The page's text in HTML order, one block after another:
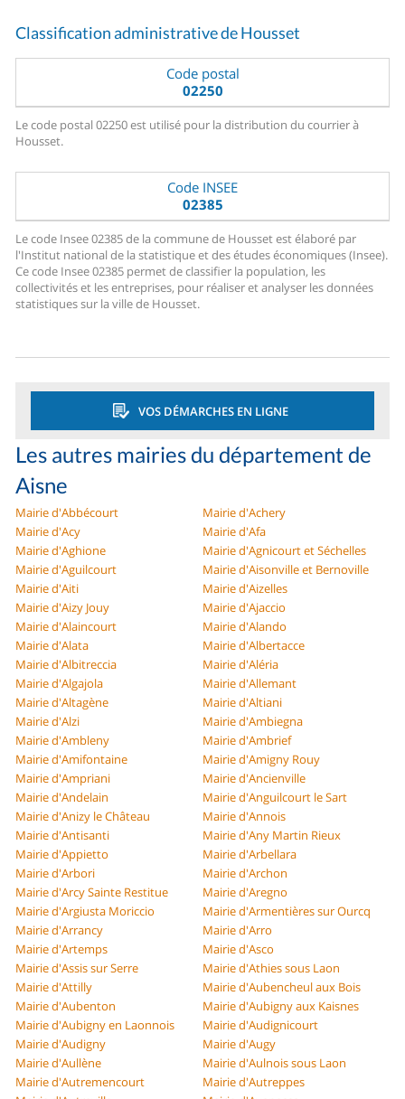
Classification administrative de Housset
Code postal
02250
Le code postal 02250 est utilisé pour la distribution du courrier à
Housset.
Code INSEE
02385
Le code Insee 02385 de la commune de Housset est élaboré par
l'Institut national de la statistique et des études économiques (Insee).
Ce code Insee 02385 permet de classifier la population, les
collectivités et les entreprises, pour réaliser et analyser les données
statistiques sur la ville de Housset.
VOS DÉMARCHES EN LIGNE
Les autres mairies du département de
Aisne
Mairie d'Abbécourt
Mairie d'Achery
Mairie d'Acy
Mairie d'Afa
Mairie d'Aghione
Mairie d'Agnicourt et Séchelles
Mairie d'Aguilcourt
Mairie d'Aisonville et Bernoville
Mairie d'Aiti
Mairie d'Aizelles
Mairie d'Aizy Jouy
Mairie d'Ajaccio
Mairie d'Alaincourt
Mairie d'Alando
Mairie d'Alata
Mairie d'Albertacce
Mairie d'Albitreccia
Mairie d'Aléria
Mairie d'Algajola
Mairie d'Allemant
Mairie d'Altagène
Mairie d'Altiani
Mairie d'Alzi
Mairie d'Ambiegna
Mairie d'Ambleny
Mairie d'Ambrief
Mairie d'Amifontaine
Mairie d'Amigny Rouy
Mairie d'Ampriani
Mairie d'Ancienville
Mairie d'Andelain
Mairie d'Anguilcourt le Sart
Mairie d'Anizy le Château
Mairie d'Annois
Mairie d'Antisanti
Mairie d'Any Martin Rieux
Mairie d'Appietto
Mairie d'Arbellara
Mairie d'Arbori
Mairie d'Archon
Mairie d'Arcy Sainte Restitue
Mairie d'Aregno
Mairie d'Argiusta Moriccio
Mairie d'Armentières sur Ourcq
Mairie d'Arrancy
Mairie d'Arro
Mairie d'Artemps
Mairie d'Asco
Mairie d'Assis sur Serre
Mairie d'Athies sous Laon
Mairie d'Attilly
Mairie d'Aubencheul aux Bois
Mairie d'Aubenton
Mairie d'Aubigny aux Kaisnes
Mairie d'Aubigny en Laonnois
Mairie d'Audignicourt
Mairie d'Audigny
Mairie d'Augy
Mairie d'Aullène
Mairie d'Aulnois sous Laon
Mairie d'Autremencourt
Mairie d'Autreppes